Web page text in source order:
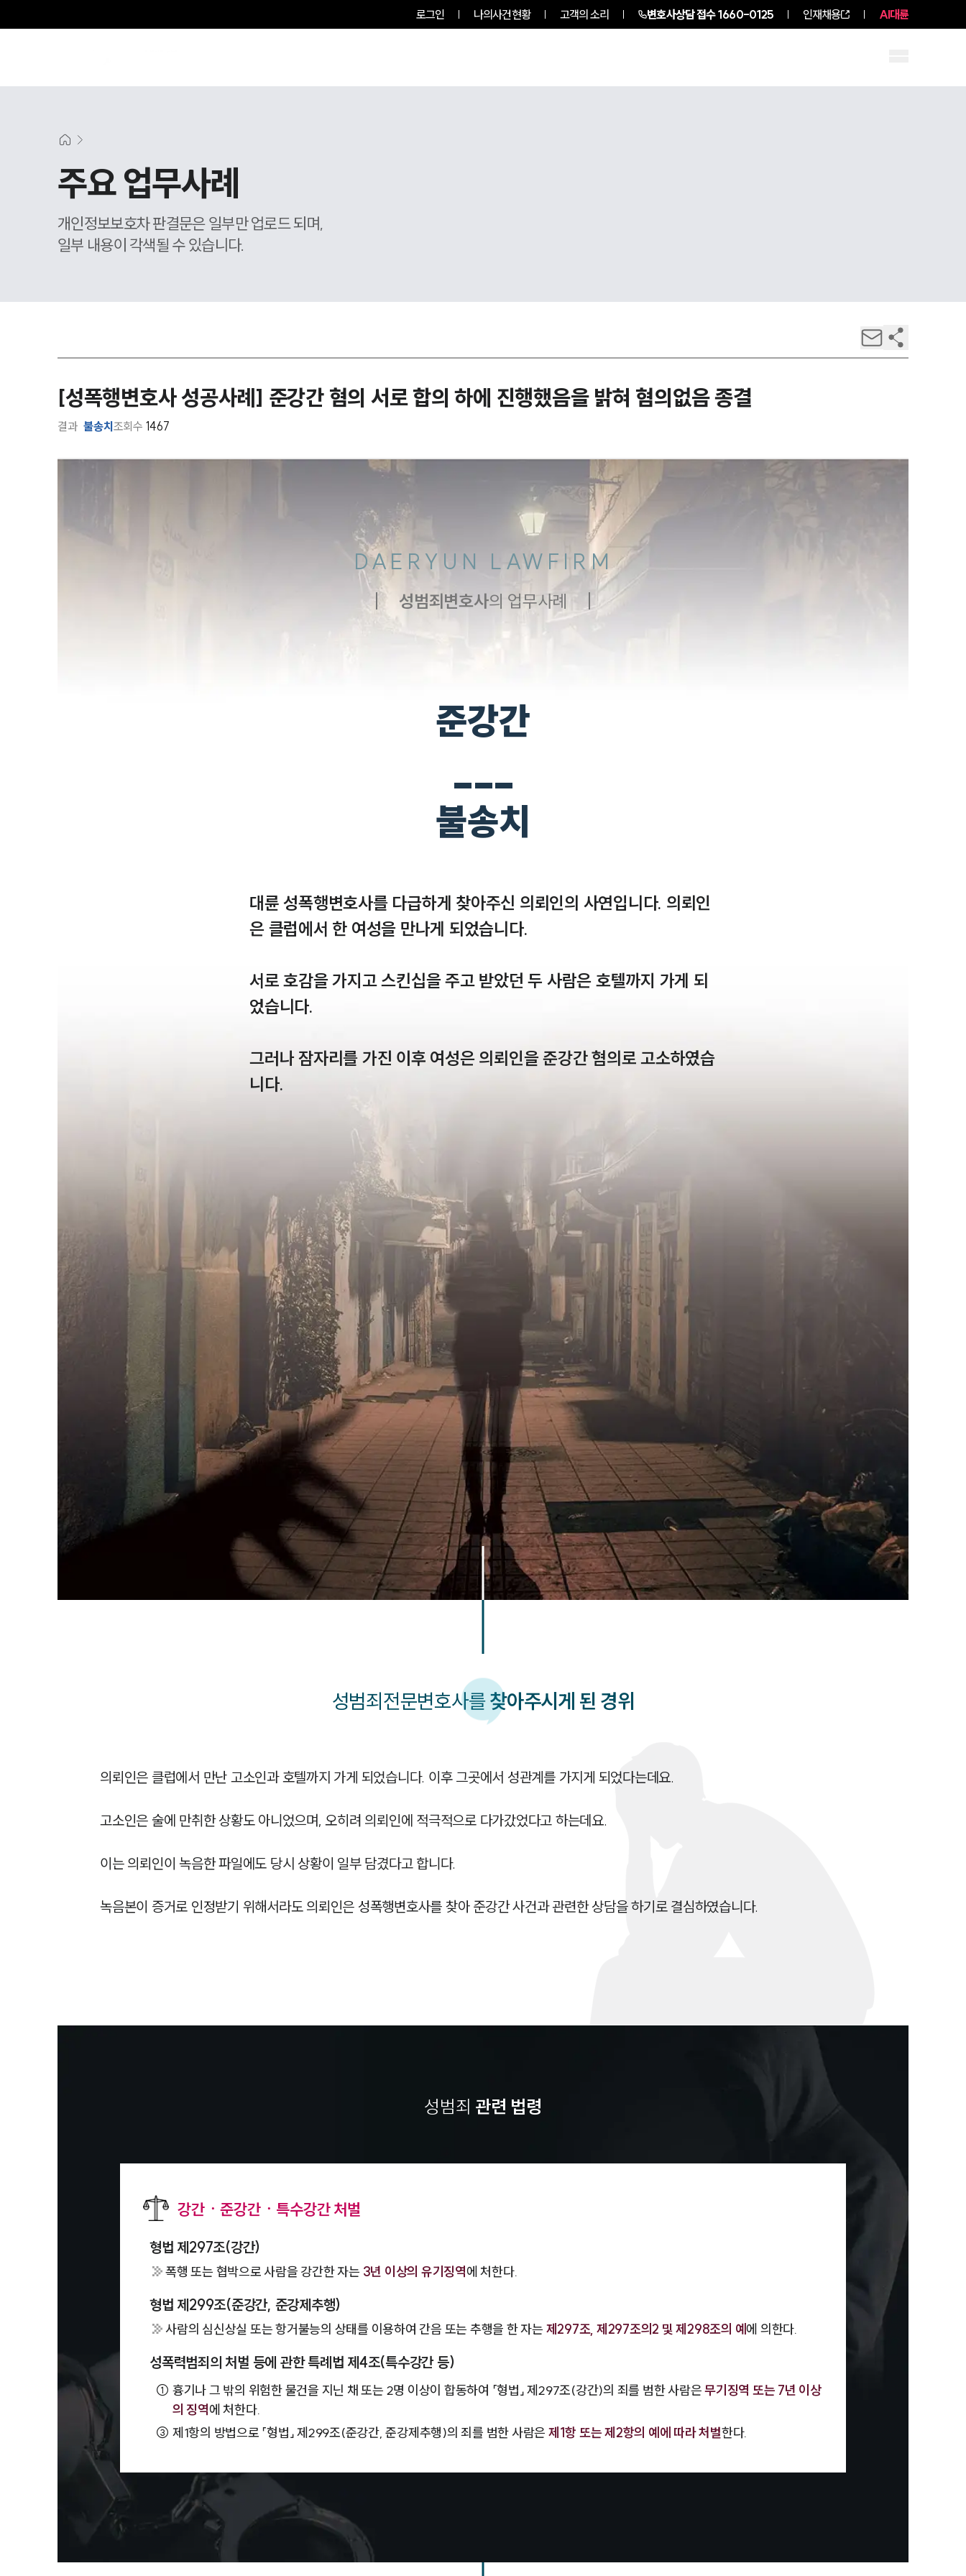
로그인 나의사건현황 고객의 소리 변호사상담 접수1660-0125 인재채용 AI대륜
주요 업무사례
법률정보
법률지식인
고객후기
업무분야
성범죄대응부 업무
뉴스레터/브로슈어
대륜법률상담예약
주요 업무사례
개인정보보호차 판결문은 일부만 업로드 되며,
일부 내용이 각색될 수 있습니다.
[성폭행변호사 성공사례] 준강간 혐의 서로 합의 하에 진행했음을 밝혀 혐의없음 종결
결과 불송치 조회수 1467
DAERYUN LAWFIRM
성범죄변호사의 업무사례
준강간
___
불송치
대륜 성폭행변호사를 다급하게 찾아주신 의뢰인의 사연입니다. 의뢰인
은 클럽에서 한 여성을 만나게 되었습니다.
서로 호감을 가지고 스킨십을 주고 받았던 두 사람은 호텔까지 가게 되
었습니다.
그러나 잠자리를 가진 이후 여성은 의뢰인을 준강간 혐의로 고소하였습
니다.
성범죄전문변호사를찾아주시게 된 경위
의뢰인은 클럽에서 만난 고소인과 호텔까지 가게 되었습니다. 이후 그곳에서 성관계를 가지게 되었다는데요.
고소인은 술에 만취한 상황도 아니었으며, 오히려 의뢰인에 적극적으로 다가갔었다고 하는데요.
이는 의뢰인이 녹음한 파일에도 당시 상황이 일부 담겼다고 합니다.
녹음본이 증거로 인정받기 위해서라도 의뢰인은 성폭행변호사를 찾아 준강간 사건과 관련한 상담을 하기로 결심하였습니다.
성범죄 관련 법령
강간ㆍ준강간ㆍ특수강간 처벌
형법 제297조(강간)
폭행 또는 협박으로 사람을 강간한 자는 3년 이상의 유기징역에 처한다.
형법 제299조(준강간, 준강제추행)
사람의 심신상실 또는 항거불능의 상태를 이용하여 간음 또는 추행을 한 자는 제297조, 제297조의2 및 제298조의 예에 의한다.
성폭력범죄의 처벌 등에 관한 특례법 제4조(특수강간 등)
① 흉기나 그 밖의 위험한 물건을 지닌 채 또는 2명 이상이 합동하여 「형법」 제297조(강간)의 죄를 범한 사람은무기징역 또는 7년 이상
의 징역에 처한다.
③ 제1항의 방법으로 「형법」 제299조(준강간, 준강제추행)의 죄를 범한 사람은 제1항 또는 제2항의 예에 따라 처벌한다.